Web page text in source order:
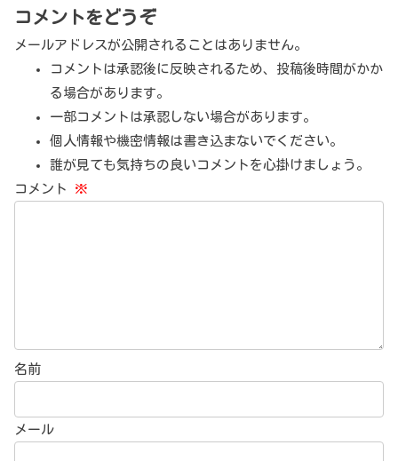
コメントをどうぞ
メールアドレスが公開されることはありません。
コメントは承認後に反映されるため、投稿後時間がかか
る場合があります。
一部コメントは承認しない場合があります。
個人情報や機密情報は書き込まないでください。
誰が見ても気持ちの良いコメントを心掛けましょう。
コメント ※
名前
メール